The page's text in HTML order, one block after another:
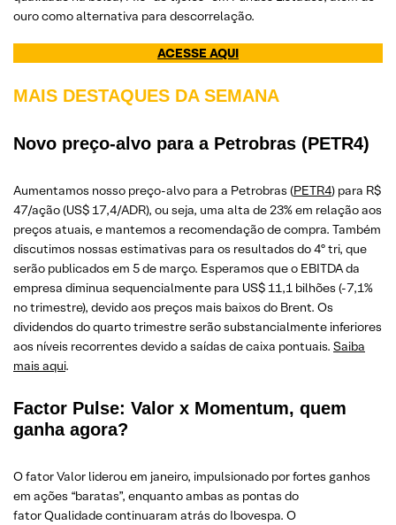
ouro como alternativa para descorrelação.
ACESSE AQUI
MAIS DESTAQUES DA SEMANA
Novo preço-alvo para a Petrobras (PETR4)
Aumentamos nosso preço-alvo para a Petrobras (PETR4) para R$
47/ação (US$ 17,4/ADR), ou seja, uma alta de 23% em relação aos
preços atuais, e mantemos a recomendação de compra. Também
discutimos nossas estimativas para os resultados do 4º tri, que
serão publicados em 5 de março. Esperamos que o EBITDA da
empresa diminua sequencialmente para US$ 11,1 bilhões (-7,1%
no trimestre), devido aos preços mais baixos do Brent. Os
dividendos do quarto trimestre serão substancialmente inferiores
aos níveis recorrentes devido a saídas de caixa pontuais. Saiba
mais aqui.
Factor Pulse: Valor x Momentum, quem
ganha agora?
O fator Valor liderou em janeiro, impulsionado por fortes ganhos
em ações “baratas”, enquanto ambas as pontas do
fator Qualidade continuaram atrás do Ibovespa. O